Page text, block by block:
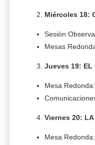
Miércoles 18:
Sesión
Mesas
Jueves 19: EL
Mesa
Viernes 20: LA
Mesa